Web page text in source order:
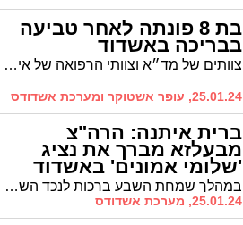
בת 8 פונתה לאחר טביעה
בבריכה באשדוד
צוותים של מד״א וצוותי הרפואה של איחוד הצלה העניקו טיפול רפואי לילדה בת 8 שטבעה בבריכה ברחוב ז'בוטינסקי באשדוד. פונתה בהכרה במצב יציב לאסותא
25.01.24, עופר אשטוקר ומערכת אשדודס
ברית איתנה: הרה"צ
מבעלזא מברך את נציג
'שלומי אמונים' באשדוד
במהלך שמחת השבע ברכות לנכד השר הרב מאיר פרוש שנערכה אתמול נצפה הרה"צ רבי אהרן מרדכי שליט"א, בנו של האדמ"ור מבעלזא שליט"א, בלחיצת יד חמה לחבר סיעת 'אשדוד התורנית' ונציג 'שלומי אמונים' באשדוד הרב יהושע טננהויז
25.01.24, מערכת אשדודס